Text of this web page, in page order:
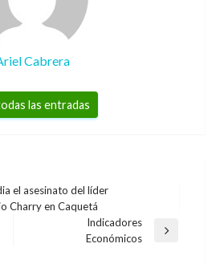
Cabrera
las entradas
el asesinato del líder
Charry en Caquetá
Indicadores
Económicos